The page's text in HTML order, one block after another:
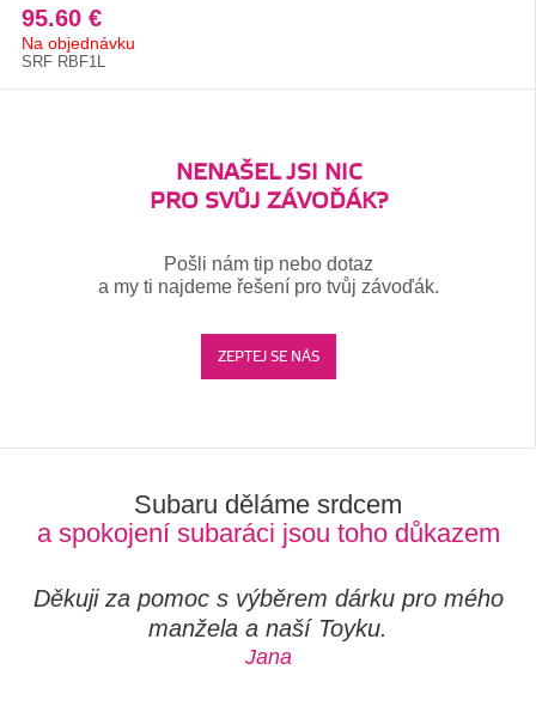
95.60 €
Na objednávku
SRF RBF1L
NENAŠEL JSI NIC
PRO SVŮJ ZÁVOĎÁK?
Pošli nám tip nebo dotaz
a my ti najdeme řešení pro tvůj závoďák.
ZEPTEJ SE NÁS
Subaru děláme srdcem
a spokojení subaráci jsou toho důkazem
Děkuji za pomoc s výběrem dárku pro mého
manžela a naší Toyku.
Jana